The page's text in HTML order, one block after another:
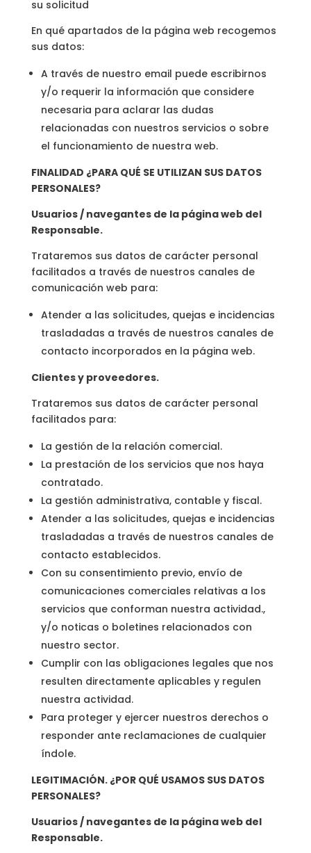
su solicitud
En qué apartados de la página web recogemos
sus datos:
A través de nuestro email puede escribirnos
y/o requerir la información que considere
necesaria para aclarar las dudas
relacionadas con nuestros servicios o sobre
el funcionamiento de nuestra web.
FINALIDAD ¿PARA QUÉ SE UTILIZAN SUS DATOS
PERSONALES?
Usuarios / navegantes de la página web del
Responsable.
Trataremos sus datos de carácter personal
facilitados a través de nuestros canales de
comunicación web para:
Atender a las solicitudes, quejas e incidencias
trasladadas a través de nuestros canales de
contacto incorporados en la página web.
Clientes y proveedores.
Trataremos sus datos de carácter personal
facilitados para:
La gestión de la relación comercial.
La prestación de los servicios que nos haya
contratado.
La gestión administrativa, contable y fiscal.
Atender a las solicitudes, quejas e incidencias
trasladadas a través de nuestros canales de
contacto establecidos.
Con su consentimiento previo, envío de
comunicaciones comerciales relativas a los
servicios que conforman nuestra actividad.,
y/o noticas o boletines relacionados con
nuestro sector.
Cumplir con las obligaciones legales que nos
resulten directamente aplicables y regulen
nuestra actividad.
Para proteger y ejercer nuestros derechos o
responder ante reclamaciones de cualquier
índole.
LEGITIMACIÓN. ¿POR QUÉ USAMOS SUS DATOS
PERSONALES?
Usuarios / navegantes de la página web del
Responsable.